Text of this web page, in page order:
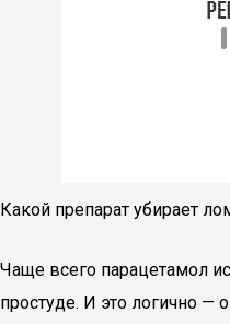
Какой препарат убирает
Чаще всего парацетамол
простуде. И это логично —